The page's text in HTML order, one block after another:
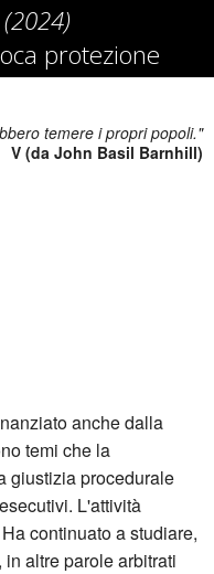
(2024)
protezione
temere i propri popoli."
V (da John Basil Barnhill)
anche dalla
temi che la
giustizia procedurale
L'attività
continuato a studiare,
altre parole arbitrati